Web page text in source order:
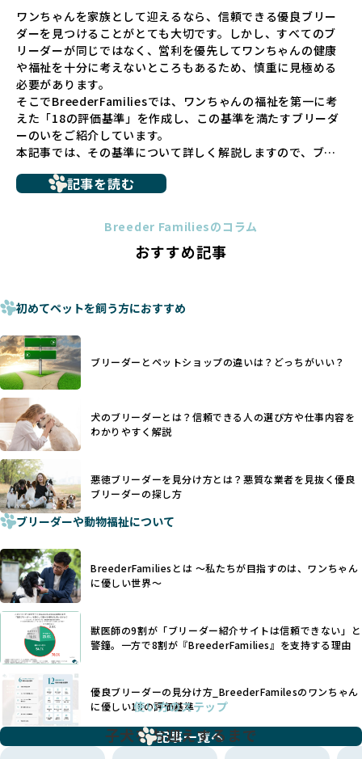
長するための環境が十分に整っていない場合が多く、販売ま
での間に過密な環境や長距離移動のストレスを受けることが
少なくありません。このような環境は、健康リスクや社会性
の問題につながりやすく、ワンちゃんにとっても望ましいと
は言えません。
こうした背景から、BreederFamiliesはペットショップを介
さない直接販売を採用するとともに、ペットオークションや
ペットショップを利用するブリーダーの掲載も行ってしませ
ん。
ペットショップを避けた方がいい理由の詳細はこちら
法令レベルの最低基準にとどまっていることが問題です。こ
ものに過ぎず、ワンちゃんの心身の福祉やブリーダーの責任
少なくなく、消費者にとって選択の判断が難しい現状があり
さらに、書類審査のみで掲載が許可されるサイトが多く、実
際の飼育環境やブリーダーの姿勢が見えにくい点も課題で
す。こうしたサイトでは、ブリーダーが記載する情報が主で
あり、実際の現場や日々のケアの状況がわからないため、営
利優先の「悪徳ブリーダー」が含まれるリスクが高まりま
す。
BreederFamiliesでは、ワンちゃんを大切にする「優良ブリ
ーダー」のみを紹介するために、法令を超えた独自の基準を
設け、ブリーダーの理念や飼育環境の厳格なチェックを行っ
ています。
一部の営利優先のブリーディングでは、母犬の出産負担を考
えずに大量繁殖が行われ、親犬が心身ともに疲弊するケース
が見られます。さらに、コストカットのために食事を減らし
たり、栄養のない食事を与える、適切な健康管理が行われな
いなど、ワンちゃんの健康と福祉が犠牲にされることも少な
くありません。
また、健康リスクが予測しづらいミックス犬の繁殖や、愛情
が行き届かない多頭飼育等も問題です。これらのブリーディ
ング手法は、ワンちゃんの福祉を無視し、利益のみを追求す
るブリーダーによるものが多く、消費者にとっても深刻な課
題となっています。
BreederFamiliesでは、こうしたワンちゃんに優しくないブ
リーディングをなくすため、すべてのワンちゃんを家族のよ
うに大切に飼育・繁殖を行っている「優良ブリーダー」のみ
ワンちゃんを家族として迎えるなら、信頼できる優良ブリー
ダーを見つけることがとても大切です。しかし、すべてのブ
リーダーが同じではなく、営利を優先してワンちゃんの健康
や福祉を十分に考えないところもあるため、慎重に見極める
必要があります。
そこでBreederFamiliesでは、ワンちゃんの福祉を第一に考
えた「18の評価基準」を作成し、この基準を満たすブリーダ
ーのいをご紹介しています。
本記事では、その基準について詳しく解説しますので、ブリ
に断尾（しっぽを切る）や断耳（耳を切る）が行われている
ことがあります。
これは痛みを伴う処置で、ワンちゃんの身体的な負担が大き
手段でもあるため、切断されることで他の犬や人間との意思
ヨーロッパ諸国ではこうした処置が禁止されている一方で、
日本ではいまだ行われる場合があります。
優良ブリーダーは動物福祉を優先し、ワンちゃんの自然な姿
を大切にするため断尾・断耳を行いません。
一方、営利優先ブリーダーでは「見た目が良く売れやすい」
ことを理由に断尾や断耳を行うことがあり、中には麻酔なし
で処置するケースも見受けられます。
「耳やしっぽを切らない」詳細はこちら
犬種ごとに異なる健康リスクや育て方のポイントを理解し、
適切に対応するためには、深い知識と豊富な経験が欠かせま
せん。現在、犬種は200種類以上あり、それぞれに特有の健康
たとえば、パグは呼吸器系のトラブルを抱えやすく、ラブラ
ドール・レトリバーには股関節形成不全への注意が必要で
す。このような犬種ごとの違いを熟知し、適切なケアを提供
できるかどうかは、ブリーダーの専門性に大きく関わりま
す。
優良ブリーダーは、少数の犬種（一般的に3種以内）に絞って
繁殖を行い、各犬種の特徴を熟知しています。これにより、
犬種ごとの健康管理や繁殖において質の高いケアを提供する
ことが可能です。
一方、営利優先ブリーダーは流行や需要に応じて扱う犬種を
増やす傾向があり、犬種ごとに異なる健康問題や適切な育成
環境を十分に考慮しない場合があります。こうしたブリーダ
記事を読む
Breeder Familiesのコラム
おすすめ記事
初めてペットを飼う方におすすめ
ブリーダーとペットショップの違いは？どっちがいい？
犬のブリーダーとは？信頼できる人の選び方や仕事内容を
わかりやすく解説
悪徳ブリーダーを見分け方とは？悪質な業者を見抜く優良
ブリーダーの探し方
ブリーダーや動物福祉について
BreederFamiliesとは 〜私たちが目指すのは、ワンちゃん
に優しい世界〜
獣医師の9割が「ブリーダー紹介サイトは信頼できない」と
警鐘。一方で8割が『BreederFamilies』を支持する理由
優良ブリーダーの見分け方_BreederFamilesのワンちゃん
に優しい18の評価基準
記事一覧へ
使い方のステップ
子犬をお迎えするまで